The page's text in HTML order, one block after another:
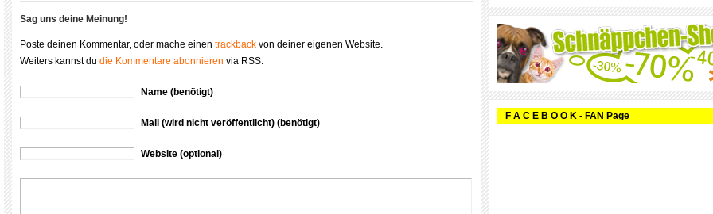
Sag uns deine Meinung!
Poste deinen Kommentar, oder mache einen trackback von deiner eigenen Website.
Weiters kannst du die Kommentare abonnieren via RSS.
Name (benötigt)
Mail (wird nicht veröffentlicht) (benötigt)
Website (optional)
F A C E B O O K - FAN Page